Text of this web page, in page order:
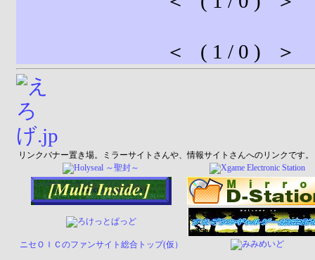
＜ ( 1 / 0 ) ＞
リンクバナー置き場。ミラーサイトさんや、情報サイトさんへのリンクです。
ニセＯＩＣのファンサイト総合トップ(仮）